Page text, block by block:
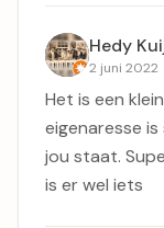
Hedy
2 juni 2022
Het is een
eigenaresse
jou staat.
is er wel iets